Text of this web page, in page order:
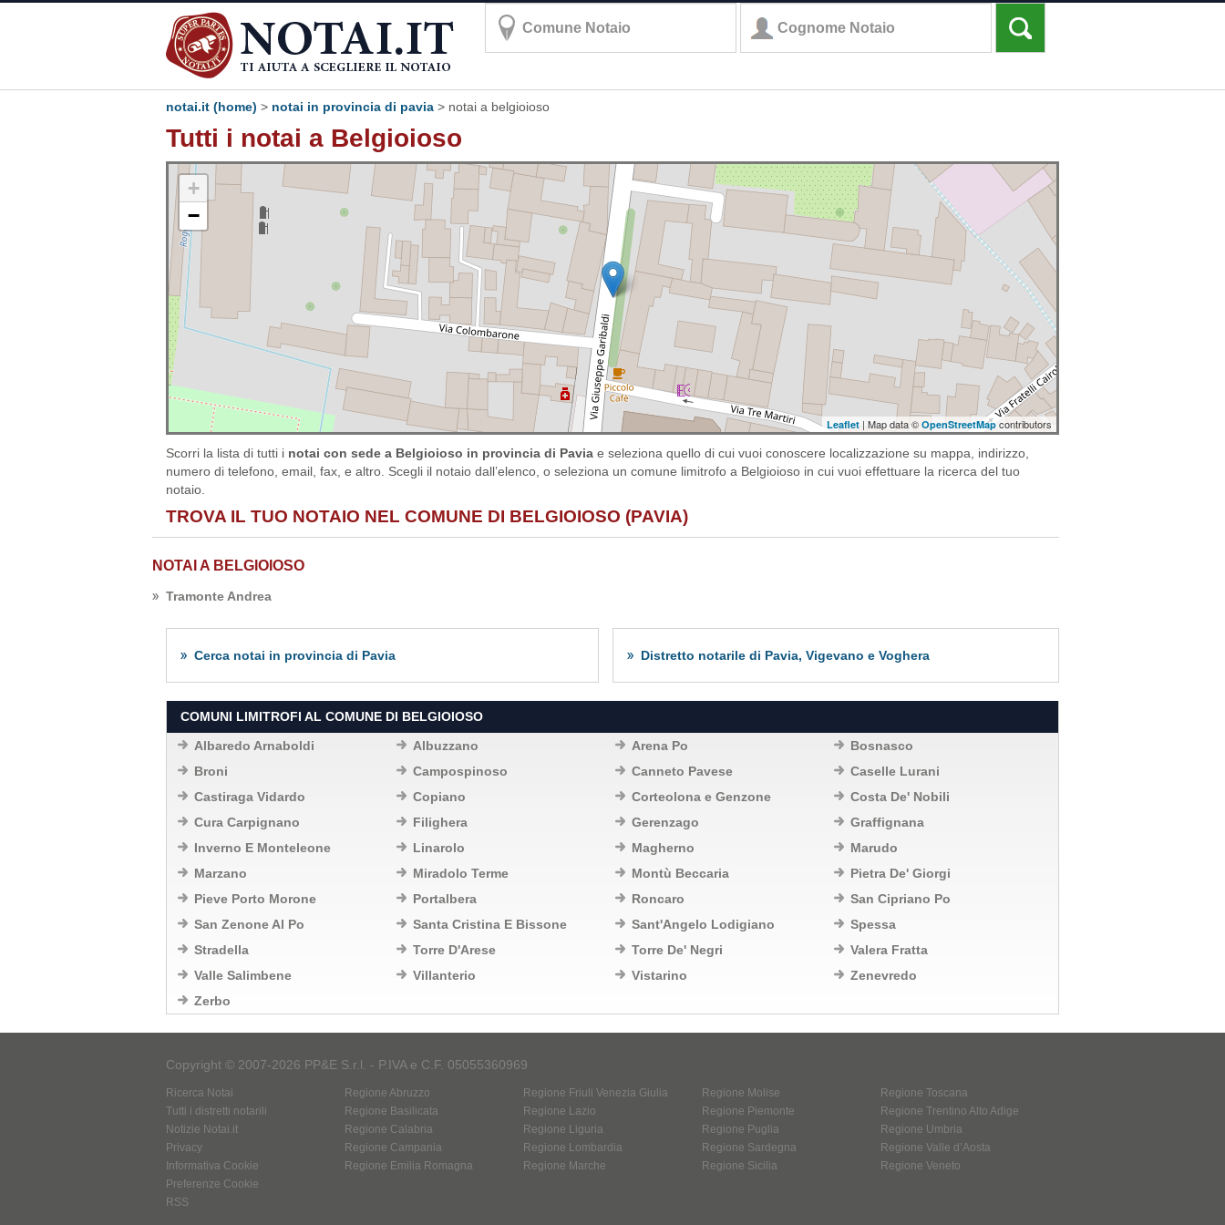
notai.it (home) > notai in provincia di pavia > notai a belgioioso
Tutti i notai a Belgioioso
+
−
Leaflet | Map data © OpenStreetMap contributors
Scorri la lista di tutti i notai con sede a Belgioioso in provincia di Pavia e seleziona quello di cui vuoi conoscere localizzazione su mappa, indirizzo,
numero di telefono, email, fax, e altro. Scegli il notaio dall’elenco, o seleziona un comune limitrofo a Belgioioso in cui vuoi effettuare la ricerca del tuo
notaio.
TROVA IL TUO NOTAIO NEL COMUNE DI BELGIOIOSO (PAVIA)
NOTAI A BELGIOIOSO
Tramonte Andrea
Cerca notai in provincia di Pavia Distretto notarile di Pavia, Vigevano e Voghera
COMUNI LIMITROFI AL COMUNE DI BELGIOIOSO
Albaredo Arnaboldi
Albuzzano Arena Po
Bosnasco
Broni
Campospinoso Canneto Pavese
Caselle Lurani
Castiraga Vidardo
Copiano Corteolona e Genzone
Costa De' Nobili
Cura Carpignano
Filighera Gerenzago
Graffignana
Inverno E Monteleone
Linarolo Magherno
Marudo
Marzano
Miradolo Terme Montù Beccaria
Pietra De' Giorgi
Pieve Porto Morone
Portalbera Roncaro
San Cipriano Po
San Zenone Al Po
Santa Cristina E Bissone Sant'Angelo Lodigiano
Spessa
Stradella
Torre D'Arese Torre De' Negri
Valera Fratta
Valle Salimbene
Villanterio Vistarino
Zenevredo
Zerbo
Copyright © 2007-2026 PP&E S.r.l. - P.IVA e C.F. 05055360969
Ricerca Notai
Tutti i distretti notarili
Notizie Notai.it
Privacy
Informativa Cookie
Preferenze Cookie
RSS
Regione Abruzzo
Regione Basilicata
Regione Calabria
Regione Campania
Regione Emilia Romagna
Regione Friuli Venezia Giulia
Regione Lazio
Regione Liguria
Regione Lombardia
Regione Marche
Regione Molise
Regione Piemonte
Regione Puglia
Regione Sardegna
Regione Sicilia
Regione Toscana
Regione Trentino Alto Adige
Regione Umbria
Regione Valle d’Aosta
Regione Veneto